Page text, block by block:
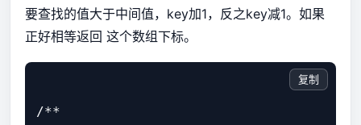
要查找的值大于中间值，key加1，反之key减1。如果
正好相等返回 这个数组下标。
/**
复制